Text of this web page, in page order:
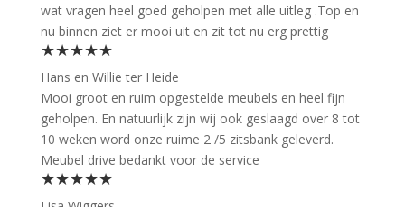
wat vragen heel goed geholpen met alle uitleg .Top en
nu binnen ziet er mooi uit en zit tot nu erg prettig
★★★★★
Hans en Willie ter Heide
Mooi groot en ruim opgestelde meubels en heel fijn
geholpen. En natuurlijk zijn wij ook geslaagd over 8 tot
10 weken word onze ruime 2 /5 zitsbank geleverd.
Meubel drive bedankt voor de service
★★★★★